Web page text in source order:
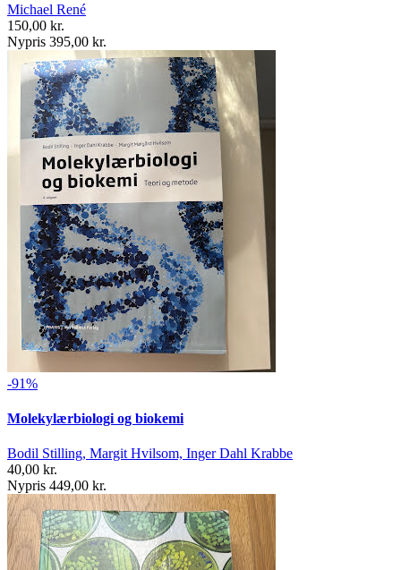
Michael René
150,00 kr.
Nypris 395,00 kr.
-91%
Molekylærbiologi og biokemi
Bodil Stilling, Margit Hvilsom, Inger Dahl Krabbe
40,00 kr.
Nypris 449,00 kr.